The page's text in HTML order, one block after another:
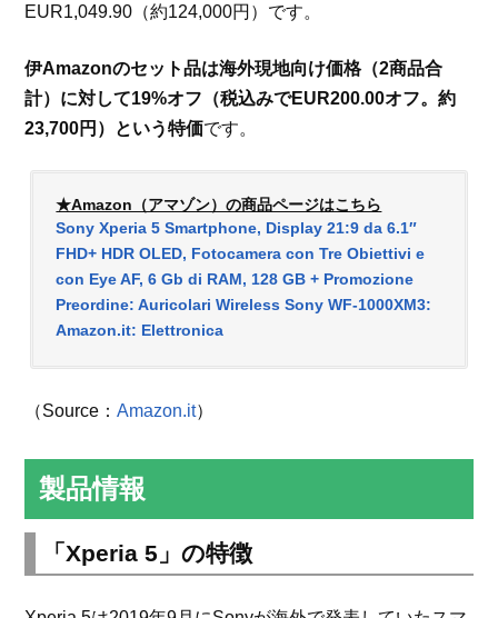
EUR1,049.90（約124,000円）です。
伊Amazonのセット品は海外現地向け価格（2商品合
計）に対して19%オフ（税込みでEUR200.00オフ。約
23,700円）という特価です。
★Amazon（アマゾン）の商品ページはこちら
Sony Xperia 5 Smartphone, Display 21:9 da 6.1″
FHD+ HDR OLED, Fotocamera con Tre Obiettivi e
con Eye AF, 6 Gb di RAM, 128 GB + Promozione
Preordine: Auricolari Wireless Sony WF-1000XM3:
Amazon.it: Elettronica
（Source：Amazon.it）
製品情報
「Xperia 5」の特徴